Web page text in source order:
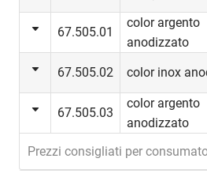
67.505.01
color argento
anodizzato
67.505.02 color inox
67.505.03
color argento
anodizzato
Prezzi consigliati per